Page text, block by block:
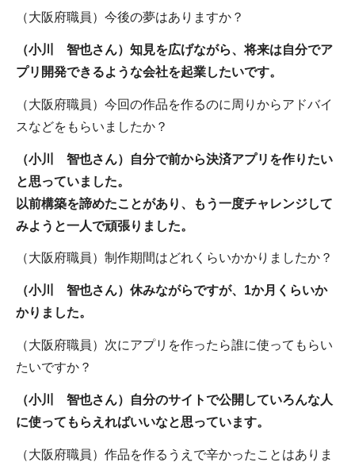
（大阪府職員）今後の夢はありますか？
（小川 智也さん）知見を広げながら、将来は自分でア
プリ開発できるような会社を起業したいです。
（大阪府職員）今回の作品を作るのに周りからアドバイ
スなどをもらいましたか？
（小川 智也さん）自分で前から決済アプリを作りたい
と思っていました。
以前構築を諦めたことがあり、もう一度チャレンジして
みようと一人で頑張りました。
（大阪府職員）制作期間はどれくらいかかりましたか？
（小川 智也さん）休みながらですが、1か月くらいか
かりました。
（大阪府職員）次にアプリを作ったら誰に使ってもらい
たいですか？
（小川 智也さん）自分のサイトで公開していろんな人
に使ってもらえればいいなと思っています。
（大阪府職員）作品を作るうえで辛かったことはありま